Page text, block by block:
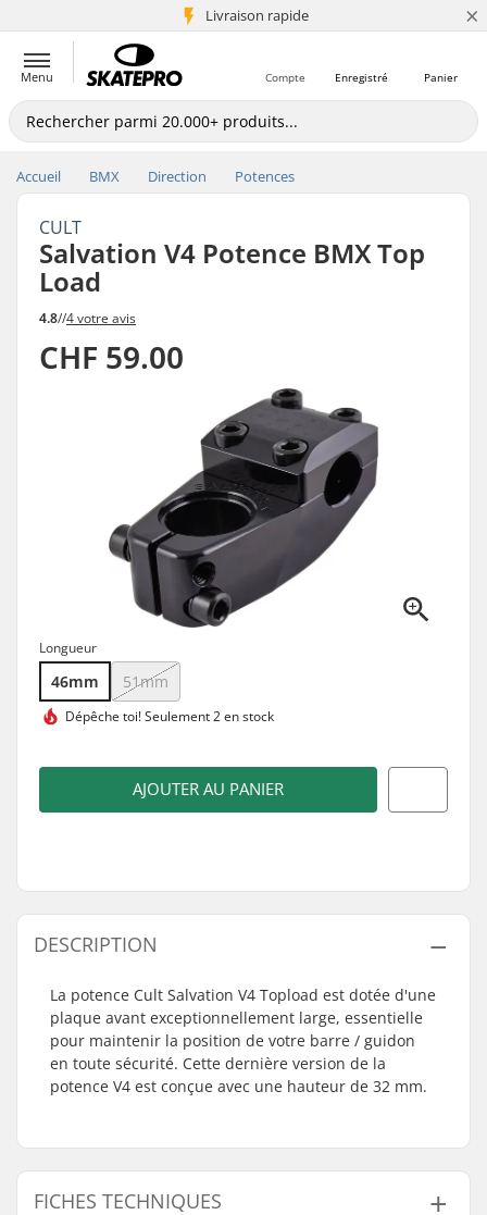
Livraison rapide
+5 mio de clients ×
Menu Panier
Enregistré
Compte
Accueil BMX Direction Potences
CULT
Salvation V4 Potence BMX Top
Load
4.8//4 votre avis
CHF 59.00
Longueur
46mm 51mm
Dépêche toi!Seulement 2 en stock
AJOUTER AU PANIER
DESCRIPTION
La potence Cult Salvation V4 Topload est dotée d'une
plaque avant exceptionnellement large, essentielle
pour maintenir la position de votre barre / guidon
en toute sécurité. Cette dernière version de la
potence V4 est conçue avec une hauteur de 32 mm.
FICHES TECHNIQUES